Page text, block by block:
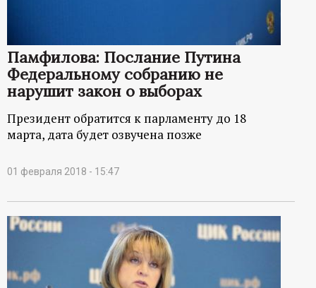
Памфилова: Послание Путина
Федеральному собранию не
нарушит закон о выборах
Президент обратится к парламенту до 18
марта, дата будет озвучена позже
01 февраля 2018 - 15:47